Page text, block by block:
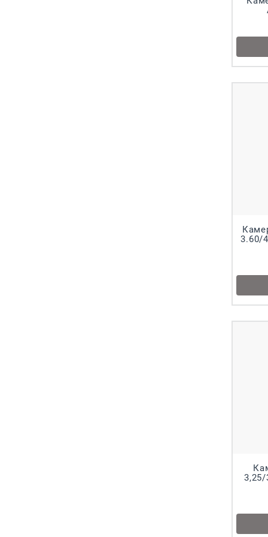
3.60/
3,25/